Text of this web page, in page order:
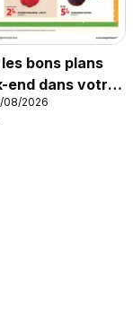
bons plans
end dans votre
2026